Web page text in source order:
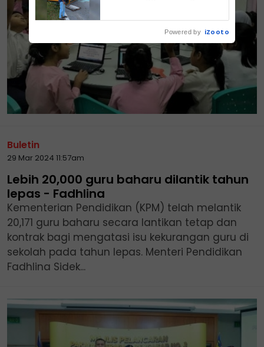
Buletin
29 Mar 2024 11:57am
Lebih 20,000 guru baharu dilantik tahun
lepas - Fadhlina
Kementerian Pendidikan (KPM) telah melantik
20,171 guru baharu secara lantikan tetap dan
kontrak bagi mengatasi isu kekurangan guru di
sekolah pada tahun lepas. Menteri Pendidikan
Fadhlina Sidek...
Powered by iZooto